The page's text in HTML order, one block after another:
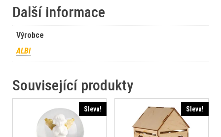
Další informace
Výrobce
ALBI
Související produkty
Sleva! Sleva!